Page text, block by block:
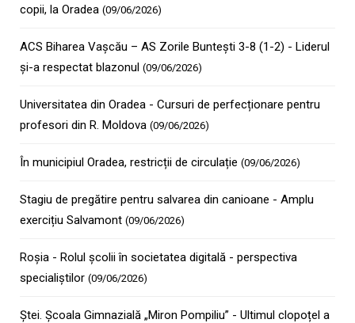
copii, la Oradea (09/06/2026)
ACS Biharea Vașcău – AS Zorile Buntești 3-8 (1-2) - Liderul
și-a respectat blazonul (09/06/2026)
Universitatea din Oradea - Cursuri de perfecționare pentru
profesori din R. Moldova (09/06/2026)
În municipiul Oradea, restricții de circulație (09/06/2026)
Stagiu de pregătire pentru salvarea din canioane - Amplu
exercițiu Salvamont (09/06/2026)
Roșia - Rolul școlii în societatea digitală - perspectiva
specialiștilor (09/06/2026)
Ștei. Școala Gimnazială „Miron Pompiliu” - Ultimul clopoțel a